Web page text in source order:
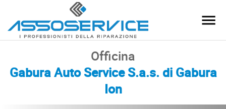
Officina
Gabura Auto Service S.a.s. di Gabura
Ion